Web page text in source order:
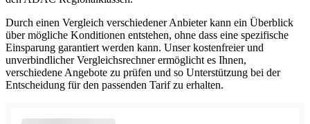
Durch einen Vergleich verschiedener Anbieter kann ein Überblick
über mögliche Konditionen entstehen, ohne dass eine spezifische
Einsparung garantiert werden kann. Unser kostenfreier und
unverbindlicher Vergleichsrechner ermöglicht es Ihnen,
verschiedene Angebote zu prüfen und so Unterstützung bei der
Entscheidung für den passenden Tarif zu erhalten.